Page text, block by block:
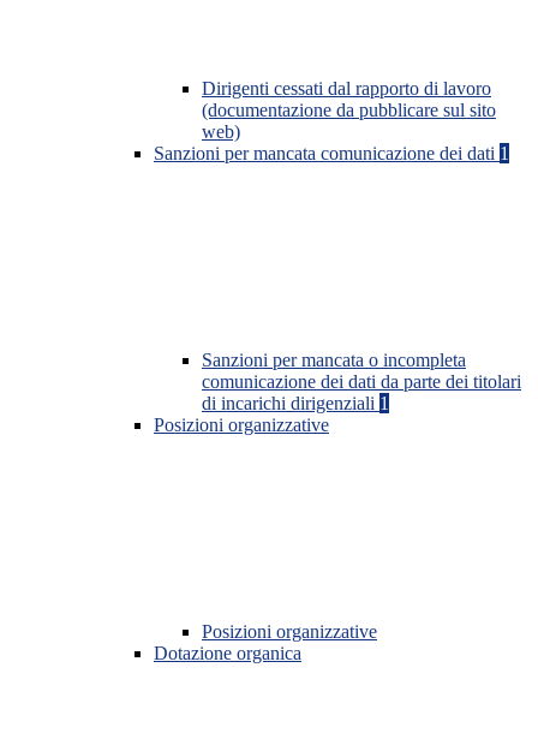
Dirigenti cessati dal rapporto di lavoro
(documentazione da pubblicare sul sito
web)
Sanzioni per mancata comunicazione dei dati 1
Sanzioni per mancata o incompleta
comunicazione dei dati da parte dei titolari
di incarichi dirigenziali 1
Posizioni organizzative
Posizioni organizzative
Dotazione organica